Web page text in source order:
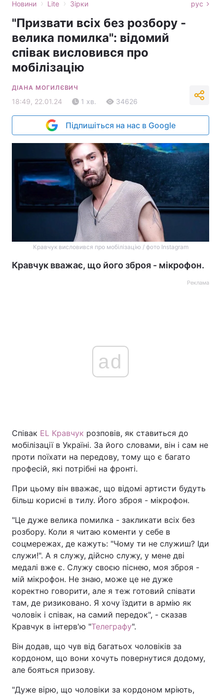
Новини › Lite › Зірки рус
"Призвати всіх без розбору -
велика помилка": відомий
співак висловився про
мобілізацію
ДІАНА МОГИЛЄВИЧ
18:49, 22.01.24 1 хв. 34626
Підпишіться на нас в Google
Кравчук висловився про мобілізацію / фото Instagram
Кравчук вважає, що його зброя - мікрофон.
Реклама
ad
Співак EL Кравчук розповів, як ставиться до
мобілізації в Україні. За його словами, він і сам не
проти поїхати на передову, тому що є багато
професій, які потрібні на фронті.
При цьому він вважає, що відомі артисти будуть
більш корисні в тилу. Його зброя - мікрофон.
"Це дуже велика помилка - закликати всіх без
розбору. Коли я читаю коменти у себе в
соцмережах, де кажуть: "Чому ти не служиш? Іди
служи!". А я служу, дійсно служу, у мене дві
медалі вже є. Служу своєю піснею, моя зброя -
мій мікрофон. Не знаю, може це не дуже
коректно говорити, але я теж готовий співати
там, де ризиковано. Я хочу їздити в армію як
чоловік і співак, на самий передок", - сказав
Кравчук в інтерв'ю "Телеграфу".
Він додав, що чув від багатьох чоловіків за
кордоном, що вони хочуть повернутися додому,
але бояться призову.
"Дуже вірю, що чоловіки за кордоном мріють,